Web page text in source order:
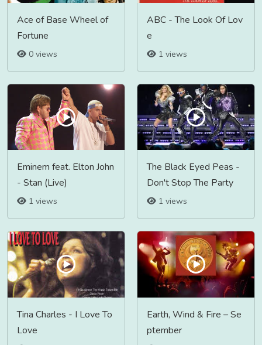
Ace of Base Wheel of
Fortune
0 views
ABC - The Look Of Lov
e
1 views
Eminem feat. Elton John
- Stan (Live)
1 views
The Black Eyed Peas -
Don't Stop The Party
1 views
Tina Charles - I Love To
Love
Earth, Wind & Fire – Se
ptember